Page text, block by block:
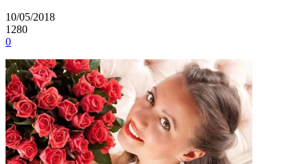
10/05/2018
1280
0